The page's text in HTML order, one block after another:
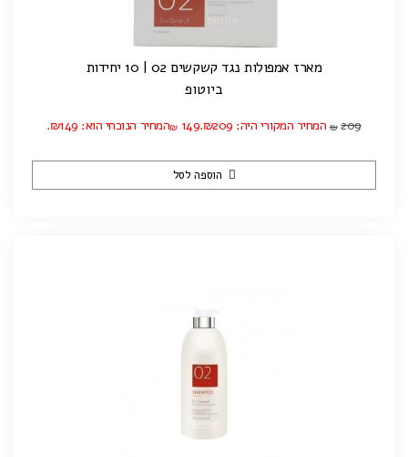
מארז אמפולות נגד קשקשים 02 | 10 יחידות
ביוטופ
₪ 209 המחיר המקורי היה: ₪209. ₪ 149 המחיר הנוכחי הוא: ₪149.
הוספה לסל